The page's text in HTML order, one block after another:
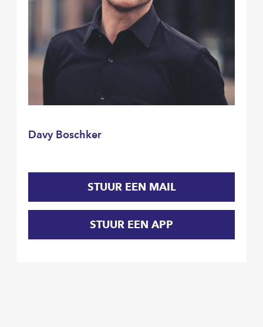
Davy Boschker
STUUR EEN MAIL
STUUR EEN APP